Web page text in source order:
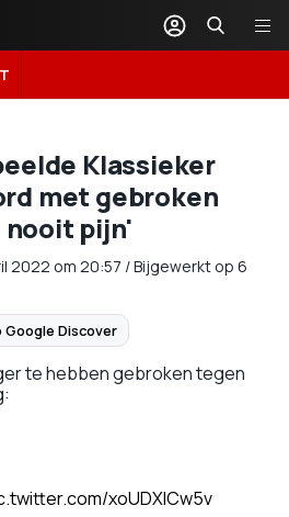
Klassieker
met gebroken
pijn'
2022 om 20:57 /Bijgewerkt op 6
Discover
te hebben gebroken tegen
xoUDXlCw5v